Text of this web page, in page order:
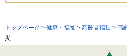
トップページ > 健康・福祉 > 高齢者福祉 > 高
災